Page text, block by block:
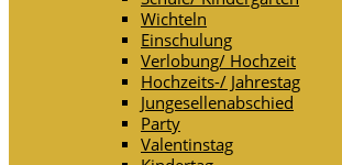
Wichteln
Einschulung
Verlobung/ Hochzeit
Hochzeits-/ Jahrestag
Jungesellenabschied
Party
Valentinstag